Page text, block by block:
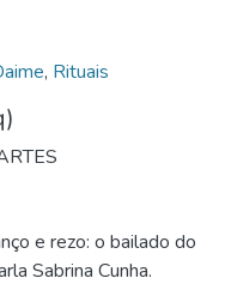
, Rituais
e rezo: o bailado do
Sabrina Cunha.